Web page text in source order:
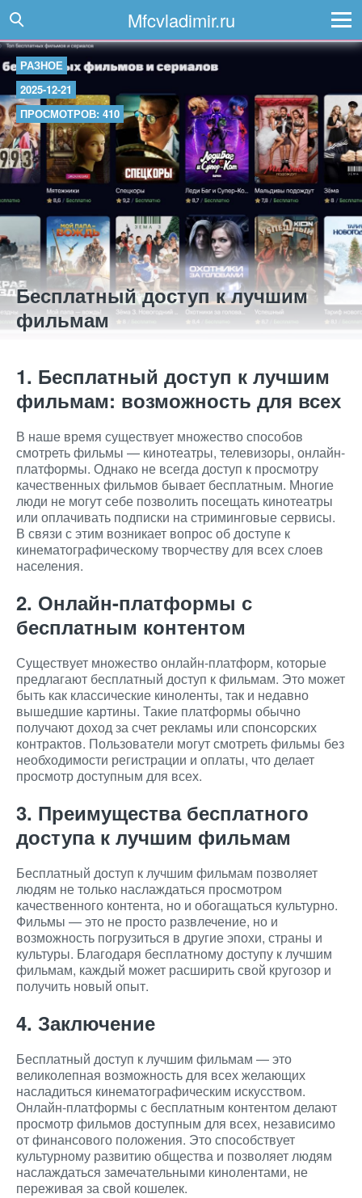
Mfcvladimir.ru
РАЗНОЕ
2025-12-21
ПРОСМОТРОВ: 410
Бесплатный доступ к лучшим
фильмам
1. Бесплатный доступ к лучшим
фильмам: возможность для всех
В наше время существует множество способов
смотреть фильмы — кинотеатры, телевизоры, онлайн-
платформы. Однако не всегда доступ к просмотру
качественных фильмов бывает бесплатным. Многие
люди не могут себе позволить посещать кинотеатры
или оплачивать подписки на стриминговые сервисы.
В связи с этим возникает вопрос об доступе к
кинематографическому творчеству для всех слоев
населения.
2. Онлайн-платформы с
бесплатным контентом
Существует множество онлайн-платформ, которые
предлагают бесплатный доступ к фильмам. Это может
быть как классические киноленты, так и недавно
вышедшие картины. Такие платформы обычно
получают доход за счет рекламы или спонсорских
контрактов. Пользователи могут смотреть фильмы без
необходимости регистрации и оплаты, что делает
просмотр доступным для всех.
3. Преимущества бесплатного
доступа к лучшим фильмам
Бесплатный доступ к лучшим фильмам позволяет
людям не только наслаждаться просмотром
качественного контента, но и обогащаться культурно.
Фильмы — это не просто развлечение, но и
возможность погрузиться в другие эпохи, страны и
культуры. Благодаря бесплатному доступу к лучшим
фильмам, каждый может расширить свой кругозор и
получить новый опыт.
4. Заключение
Бесплатный доступ к лучшим фильмам — это
великолепная возможность для всех желающих
насладиться кинематографическим искусством.
Онлайн-платформы с бесплатным контентом делают
просмотр фильмов доступным для всех, независимо
от финансового положения. Это способствует
культурному развитию общества и позволяет людям
наслаждаться замечательными кинолентами, не
переживая за свой кошелек.